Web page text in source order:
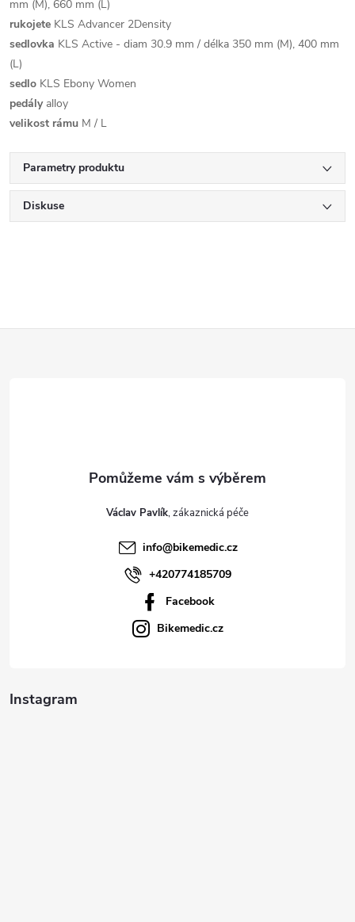
mm (M), 660 mm (L)
rukojete KLS Advancer 2Density
sedlovka KLS Active - diam 30.9 mm / délka 350 mm (M), 400 mm
(L)
sedlo KLS Ebony Women
pedályalloy
velikost rámu M / L
Parametry produktu
Diskuse
Václav Pavlík
info@bikemedic.cz
+420774185709
Facebook
Bikemedic.cz
Instagram